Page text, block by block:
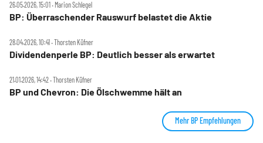
26.05.2026, 15:01 ‧ Marion Schlegel
BP: Überraschender Rauswurf belastet die Aktie
28.04.2026, 10:41 ‧ Thorsten Küfner
Dividendenperle BP: Deutlich besser als erwartet
21.01.2026, 14:42 ‧ Thorsten Küfner
BP und Chevron: Die Ölschwemme hält an
Mehr BP Empfehlungen